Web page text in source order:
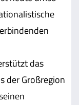
das
der Großregion